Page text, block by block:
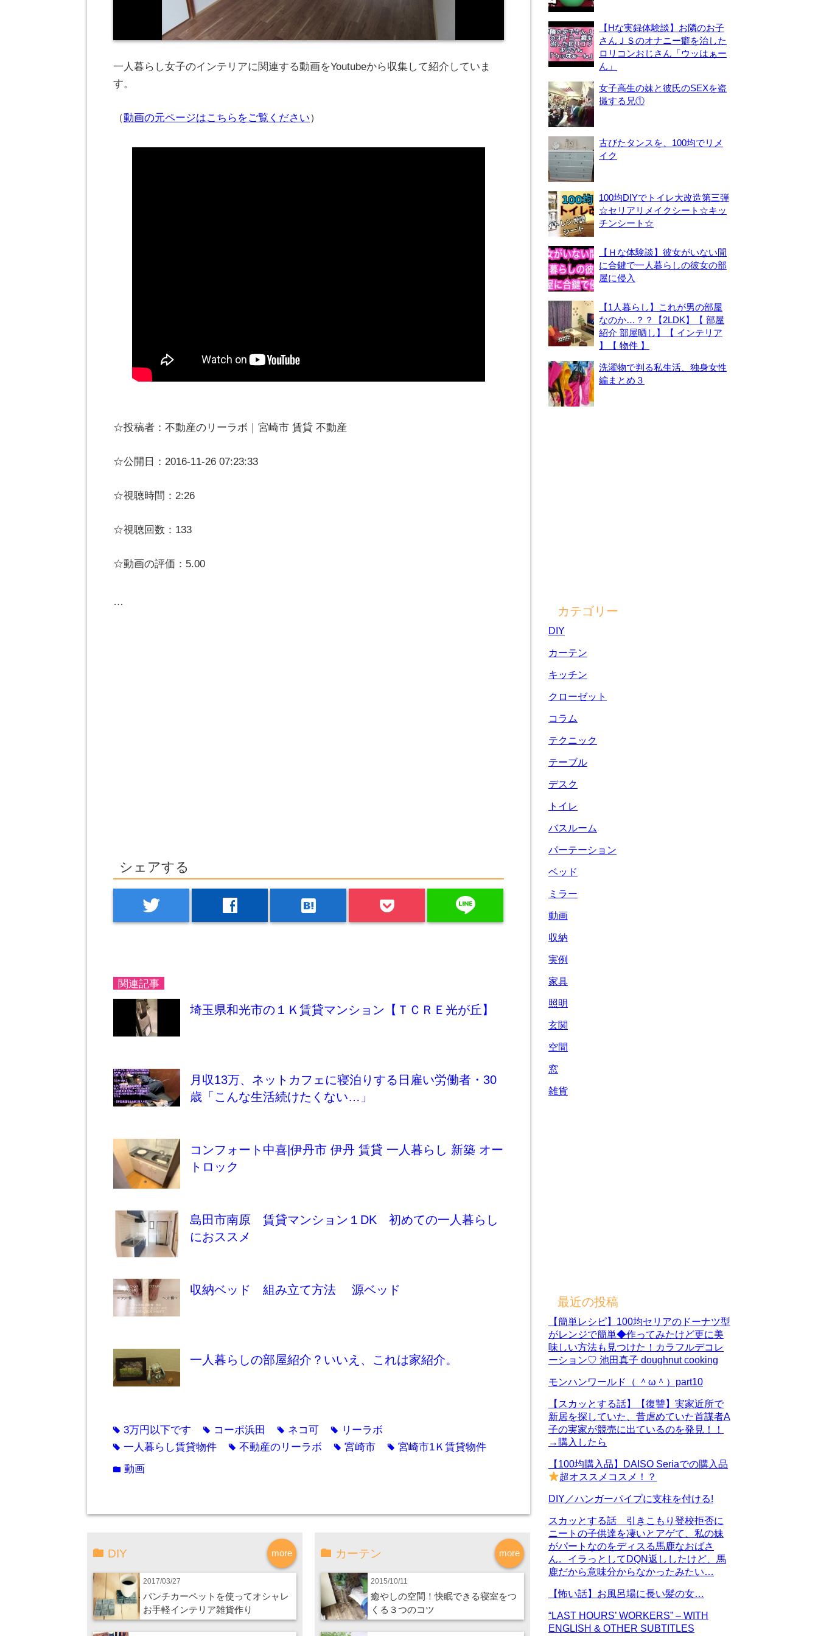
一人暮らし女子のインテリアに関連する動画をYoutubeから収集して紹介していま
す。
（動画の元ページはこちらをご覧ください）
☆投稿者：不動産のリーラボ｜宮崎市 賃貸 不動産
☆公開日：2016-11-26 07:23:33
☆視聴時間：2:26
☆視聴回数：133
☆動画の評価：5.00
…
シェアする
twitter facebook hatenabookmark line
関連記事
埼玉県和光市の１Ｋ賃貸マンション【ＴＣＲＥ光が丘】
月収13万、ネットカフェに寝泊りする日雇い労働者・30
歳「こんな生活続けたくない…」
コンフォート中喜|伊丹市 伊丹 賃貸 一人暮らし 新築 オー
トロック
島田市南原 賃貸マンション１DK 初めての一人暮らし
におススメ
収納ベッド 組み立て方法 源ベッド
一人暮らしの部屋紹介？いいえ、これは家紹介。
tag 3万円以下です tag コーポ浜田 tag ネコ可 tag リーラボ
tag 一人暮らし賃貸物件 tag 不動産のリーラボ tag 宮崎市 tag 宮崎市1Ｋ賃貸物件
folder 動画
more
DIY
2017/03/27
パンチカーペットを使ってオシャレ
お手軽インテリア雑貨作り
more
カーテン
2015/10/11
癒やしの空間！快眠できる寝室をつ
くる３つのコツ
【Hな実録体験談】お隣のお子
さんＪＳのオナニー癖を治した
ロリコンおじさん「ウッはぁー
ん」
女子高生の妹と彼氏のSEXを盗
撮する兄①
古びたタンスを、100均でリメ
イク
100均DIYでトイレ大改造第三弾
☆セリアリメイクシート☆キッ
チンシート☆
【Ｈな体験談】彼女がいない間
に合鍵で一人暮らしの彼女の部
屋に侵入
【1人暮らし】これが男の部屋
なのか…？？【2LDK】【 部屋
紹介 部屋晒し】【 インテリア
】【 物件 】
洗濯物で判る私生活、独身女性
編まとめ３
カテゴリー
DIY
カーテン
キッチン
クローゼット
コラム
テクニック
テーブル
デスク
トイレ
バスルーム
パーテーション
ベッド
ミラー
動画
収納
実例
家具
照明
玄関
空間
窓
雑貨
最近の投稿
【簡単レシピ】100均セリアのドーナツ型
がレンジで簡単◆作ってみたけど更に美
味しい方法も見つけた！カラフルデコレ
ーション♡ 池田真子 doughnut cooking
モンハンワールド（ ＾ω＾）part10
【スカッとする話】【復讐】実家近所で
新居を探していた、昔虐めていた首謀者A
子の実家が競売に出ているのを発見！！
→購入したら
【100均購入品】DAISO Seriaでの購入品
超オススメコスメ！？
DIY／ハンガーパイプに支柱を付ける!
スカッとする話 引きこもり登校拒否に
ニートの子供達を凄いとアゲて、私の妹
がパートなのをディスる馬鹿なおばさ
ん。イラっとしてDQN返ししたけど、馬
鹿だから意味分からなかったみたい…
【怖い話】お風呂場に長い髪の女…
“LAST HOURS’ WORKERS” – WITH
ENGLISH & OTHER SUBTITLES